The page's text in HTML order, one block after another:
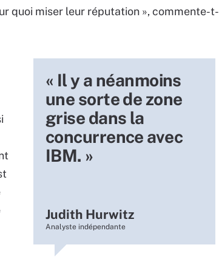
quoi miser leur réputation », commente-t-
« Il y a néanmoins
une sorte de zone
grise dans la
concurrence avec
IBM. »
Judith Hurwitz
Analyste indépendante